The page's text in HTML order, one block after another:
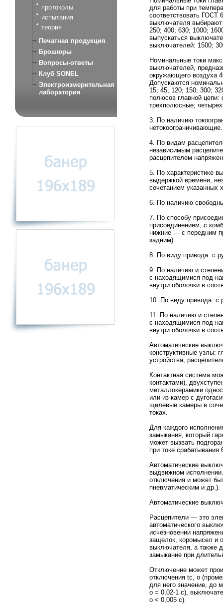
протоколы
испытания
теория
Печатная продукция
Брошюры
Вопросы-ответы
Клуб SONEL
Электроизмерительная
лаборатория
для работы при
соответствовать ГОСТ
выключателя
250; 400; 630; 1000;
выпускаться
выключателей: 1500;
Номинальные токи
выключателей,
окружающего воздуха
Допускаются
15; 45; 120; 150; 300;
полюсов главной
трехполюсные;
3. По наличию
нетокоограничивающие.
4. По видам
независимым
расцепителем
5. По характеристике
выдержкой времени,
сочетанием указанных
6. По наличию
7. По способу
присоединением; с
нижние — с передним
задним).
8. По виду привода: с
9. По наличию и
с находящимися под
внутри оболочки в
10. По виду привода: с
11. По наличию и
с находящимися под
внутри оболочки в
Автоматические
конструктивные узлы:
устройства,
Контактная система
контактами),
металлокерамики
или из камер с
щелевые камеры в
токах.
Для каждого
замыкания, который
может вызвать
при токе
Автоматические
выдвижном
отключения и может
пневматическим и др.).
Автоматические
Расцепители — это
автоматического
исчезновении
защелок, коромысел и
выключателя, а также
замыкание при
Отключение может
отключения tс, о
для него значение, до
о = 0,02-1 с),
о < 0,005 с).